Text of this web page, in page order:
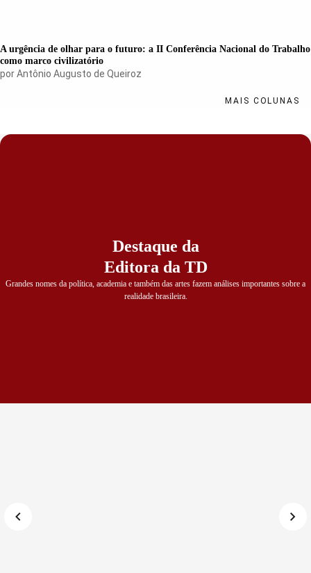
A urgência de olhar para o futuro: a II Conferência Nacional do Trabalho
como marco civilizatório
porAntônio Augusto de Queiroz
MAIS COLUNAS
Destaque da
Editora da TD
Grandes nomes da política, academia e também das artes fazem análises importantes sobre a
realidade brasileira.